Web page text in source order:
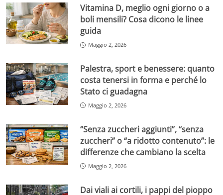
Vitamina D, meglio ogni giorno o a
boli mensili? Cosa dicono le linee
guida
Maggio 2, 2026
Palestra, sport e benessere: quanto
costa tenersi in forma e perché lo
Stato ci guadagna
Maggio 2, 2026
“Senza zuccheri aggiunti”, “senza
zuccheri” o “a ridotto contenuto”: le
differenze che cambiano la scelta
Maggio 2, 2026
Dai viali ai cortili, i pappi del pioppo